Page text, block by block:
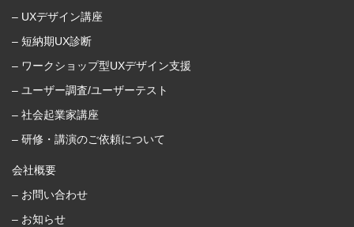
– UXデザイン講座
– 短納期UX診断
– ワークショップ型UXデザイン支援
– ユーザー調査/ユーザーテスト
– 社会起業家講座
– 研修・講演のご依頼について
会社概要
– お問い合わせ
– お知らせ